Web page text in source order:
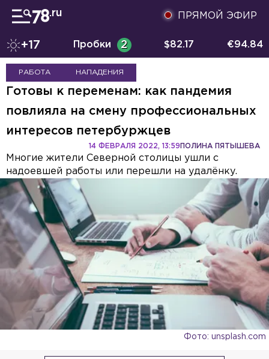
ПРЯМОЙ ЭФИР
+17 Пробки 2 $82.17 €94.84
РАБОТА НАПАДЕНИЯ
Готовы к переменам: как пандемия
повлияла на смену профессиональных
интересов петербуржцев
ПОЛИНА ПЯТЫШЕВА
14 ФЕВРАЛЯ 2022, 13:59
Многие жители Северной столицы ушли с
надоевшей работы или перешли на удалёнку.
Фото: unsplash.com